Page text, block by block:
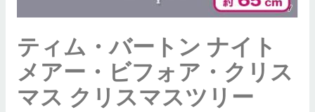
ティム・バートン ナイト
メアー・ビフォア・クリス
マス クリスマスツリー